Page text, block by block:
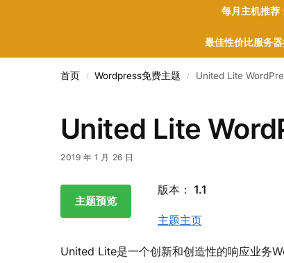
每月主机推荐
最佳性价比服务
首页 / Wordpress免费主题 / United Lite
United Lite
2019 年 1 月 26 日
主题预览
版本： 1.1
主题主页
United Lite是一个创新和创造性的响应业务